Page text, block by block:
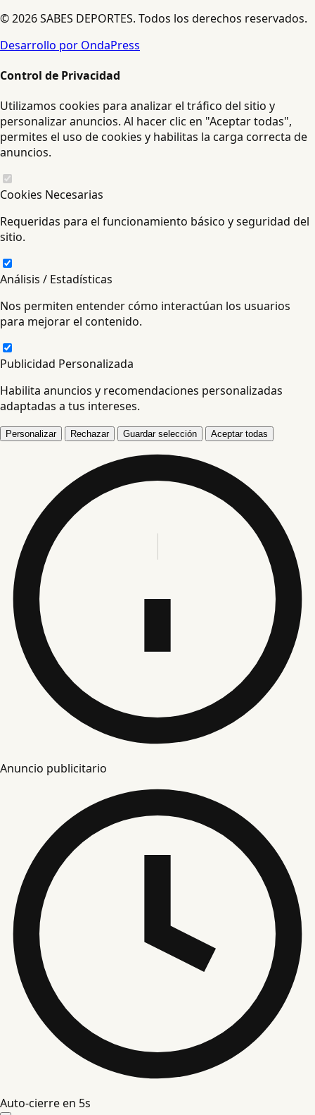
© 2026 SABES DEPORTES. Todos los derechos reservados.
Desarrollo por OndaPress
Control de Privacidad
Utilizamos cookies para analizar el tráfico del sitio y
personalizar anuncios. Al hacer clic en "Aceptar todas",
permites el uso de cookies y habilitas la carga correcta de
anuncios.
Cookies Necesarias
Requeridas para el funcionamiento básico y seguridad del
sitio.
Análisis / Estadísticas
Nos permiten entender cómo interactúan los usuarios
para mejorar el contenido.
Publicidad Personalizada
Habilita anuncios y recomendaciones personalizadas
adaptadas a tus intereses.
Personalizar Rechazar Guardar selección Aceptar todas
Anuncio publicitario
Auto-cierre en 4s